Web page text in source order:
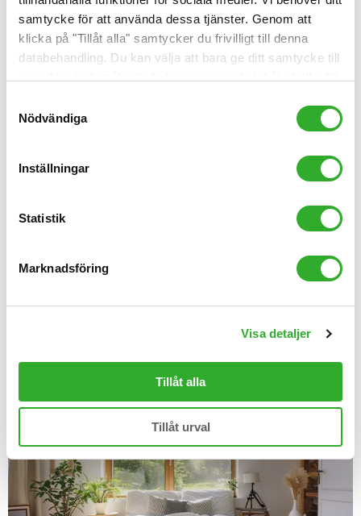
samtycke för att använda dessa tjänster. Genom att
klicka på "Tillåt alla" samtycker du frivilligt till denna
databehandling. Du kan välja att bara ge ditt samtycke till
Nödvändiga
Inställningar
Statistik
Marknadsföring
Visa detaljer
Tillåt alla
Tillåt urval
Viktiga specifikationer för luftrenare med
Dessa specifikationer är viktigast. Vilka tester och